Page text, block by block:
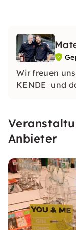
Wir freuen
KENDE und
Anbieter